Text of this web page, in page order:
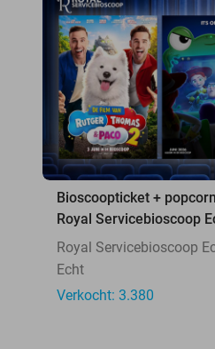
Bioscoopticket +
Royal Servicebioscoop
Royal Servicebioscoop
Echt
Verkocht: 3.380